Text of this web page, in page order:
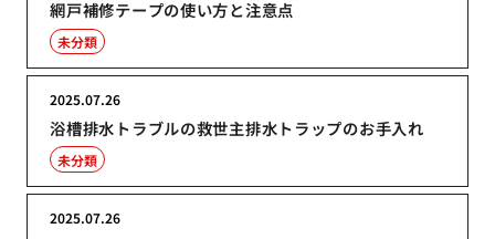
網戸補修テープの使い方と注意点
未分類
浴槽排水トラブルの救世主排水トラップのお手入れ
2025.07.26
未分類
2025.07.26